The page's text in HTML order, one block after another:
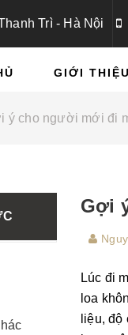
Trì - Hà Nội
GIỚI THIỆU
ý cho người mới đi
Gợi
Lúc đi
loa
liệu,